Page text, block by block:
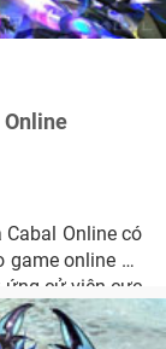
Online
Online có
online có
ứng cử viên cực